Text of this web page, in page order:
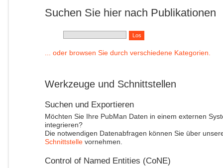
Suchen Sie hier nach Publikationen
... oder browsen Sie durch verschiedene Kategorien.
Werkzeuge und Schnittstellen
Suchen und Exportieren
Möchten Sie Ihre PubMan Daten in einem externen
integrieren?
Die notwendigen Datenabfragen können Sie über
Schnittstellevornehmen.
Control of Named Entities (CoNE)